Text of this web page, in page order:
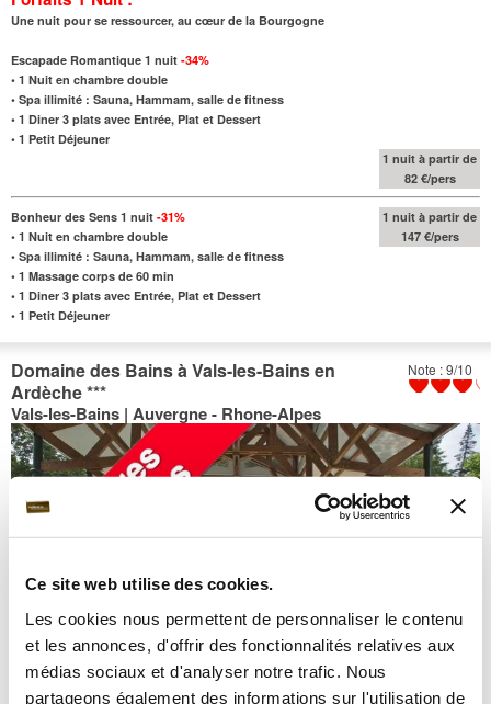
Ce site web utilise des cookies.
Les cookies nous permettent de personnaliser le contenu
et les annonces, d'offrir des fonctionnalités relatives aux
médias sociaux et d'analyser notre trafic. Nous
partageons également des informations sur l'utilisation de
Une nuit pour se ressourcer, au cœur de la Bourgogne
Escapade Romantique 1 nuit -34%
• 1 Nuit en chambre double
• Spa illimité : Sauna, Hammam, salle de fitness
• 1 Diner 3 plats avec Entrée, Plat et Dessert
• 1 Petit Déjeuner
1 nuit à partir de
82 €/pers
Bonheur des Sens 1 nuit -31%
• 1 Nuit en chambre double
• Spa illimité : Sauna, Hammam, salle de fitness
• 1 Massage corps de 60 min
• 1 Diner 3 plats avec Entrée, Plat et Dessert
• 1 Petit Déjeuner
1 nuit à partir de
147 €/pers
Note : 9/10
Domaine des Bains à Vals-les-Bains en
Ardèche***
Vals-les-Bains | Auvergne - Rhone-Alpes